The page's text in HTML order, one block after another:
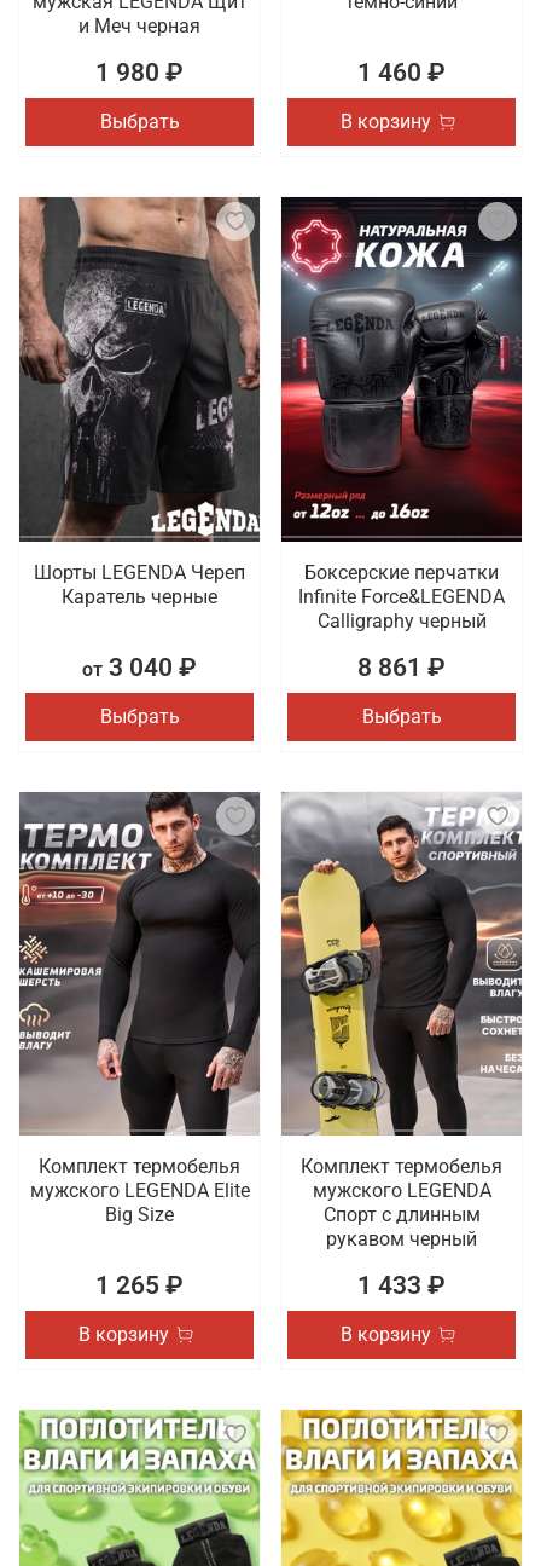
и Меч черная
1 980 ₽
Выбрать
1 460 ₽
В корзину
Шорты LEGENDA Череп
Каратель черные
от 3 040 ₽
Выбрать
Боксерские перчатки
Infinite Force&LEGENDA
Calligraphy черный
8 861 ₽
Выбрать
Комплект термобелья
мужского LEGENDA Elite
Big Size
1 265 ₽
В корзину
Комплект термобелья
мужского LEGENDA
Спорт с длинным
рукавом черный
1 433 ₽
В корзину